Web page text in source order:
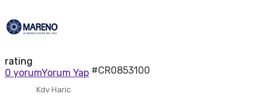
rating
0 yorumYorum Yap #CR0853100
Kdv Haric